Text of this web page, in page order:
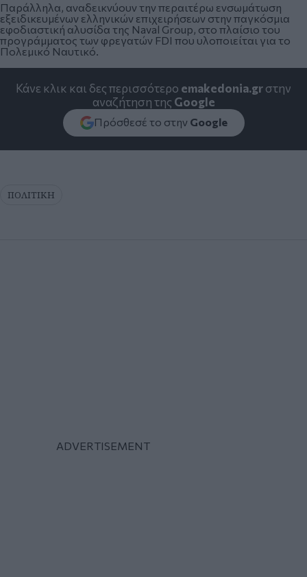
Παράλληλα, αναδεικνύουν την περαιτέρω ενσωμάτωση
εξειδικευμένων ελληνικών επιχειρήσεων στην παγκόσμια
εφοδιαστική αλυσίδα της Naval Group, στο πλαίσιο του
προγράμματος των φρεγατών FDI που υλοποιείται για το
Πολεμικό Ναυτικό.
Κάνε κλικ και δες περισσότερο emakedonia.grστην
αναζήτηση της Google
Πρόσθεσέ το στην Google
ΠΟΛΙΤΙΚΗ